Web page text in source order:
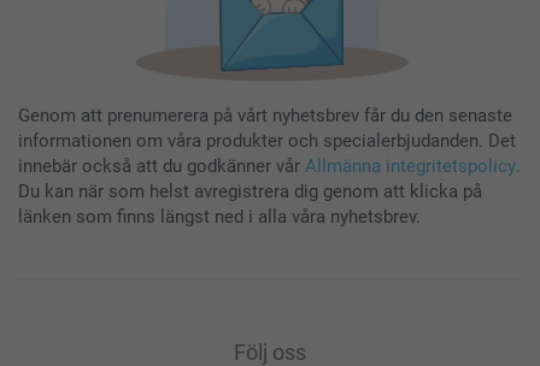
Genom att prenumerera på vårt nyhetsbrev får du den senaste
informationen om våra produkter och specialerbjudanden. Det
innebär också att du godkänner vår Allmänna integritetspolicy.
Du kan när som helst avregistrera dig genom att klicka på
länken som finns längst ned i alla våra nyhetsbrev.
Följ oss